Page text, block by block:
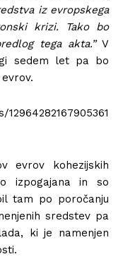
iz evropskega
krizi. Tako bo
tega akta.”V
sedem let pa bo
evrov kohezijskih
izpogajana in so
tam po poročanju
sredstev pa
ki je namenjen